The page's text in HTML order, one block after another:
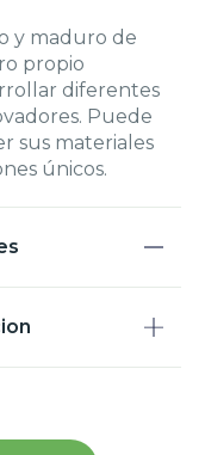
y maduro de
propio
diferentes
Puede
sus materiales
únicos.